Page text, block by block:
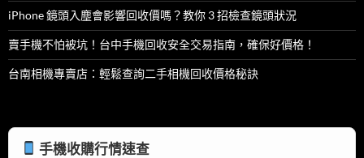
iPhone 鏡頭入塵會影響回收價嗎？教你 3 招檢查鏡頭狀況
賣手機不怕被坑！台中手機回收安全交易指南，確保好價格！
台南相機專賣店：輕鬆查詢二手相機回收價格秘訣
手機收購行情速查